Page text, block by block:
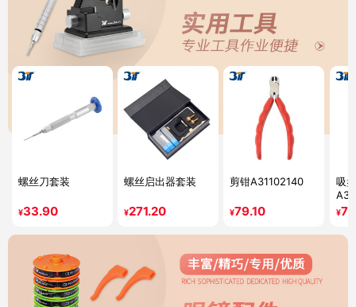
螺丝刀套装
¥33.90
螺丝启出器套装
¥271.20
剪钳A31102140
¥79.10
吸
¥